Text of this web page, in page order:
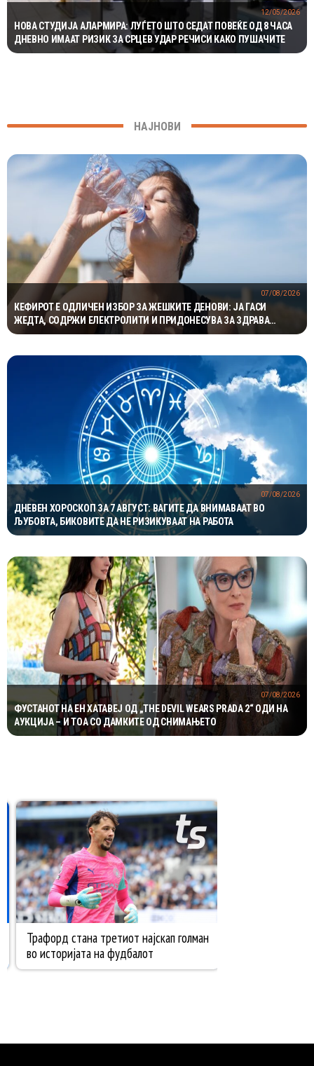
НОВА СТУДИЈА АЛАРМИРА: ЛУЃЕТО ШТО СЕДАТ ПОВЕЌЕ ОД 8 ЧАСА
ДНЕВНО ИМААТ РИЗИК ЗА СРЦЕВ УДАР РЕЧИСИ КАКО ПУШАЧИТЕ
12/05/2026
НАЈНОВИ
КЕФИРОТ Е ОДЛИЧЕН ИЗБОР ЗА ЖЕШКИТЕ ДЕНОВИ: ЈА ГАСИ
ЖЕДТА, СОДРЖИ ЕЛЕКТРОЛИТИ И ПРИДОНЕСУВА ЗА ЗДРАВА
ДИГЕСТИЈА
07/08/2026
ДНЕВЕН ХОРОСКОП ЗА 7 АВГУСТ: ВАГИТЕ ДА ВНИМАВААТ ВО
ЉУБОВТА, БИКОВИТЕ ДА НЕ РИЗИКУВААТ НА РАБОТА
07/08/2026
ФУСТАНОТ НА ЕН ХАТАВЕЈ ОД „THE DEVIL WEARS PRADA 2“ ОДИ НА
АУКЦИЈА – И ТОА СО ДАМКИТЕ ОД СНИМАЊЕТО
07/08/2026